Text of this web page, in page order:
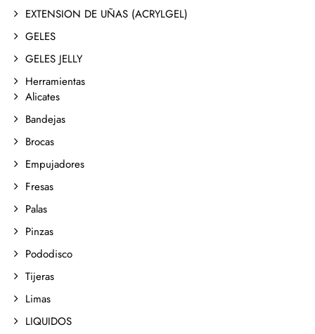
EXTENSION DE UÑAS (ACRYLGEL)
GELES
GELES JELLY
Herramientas
Alicates
Bandejas
Brocas
Empujadores
Fresas
Palas
Pinzas
Pododisco
Tijeras
Limas
LIQUIDOS